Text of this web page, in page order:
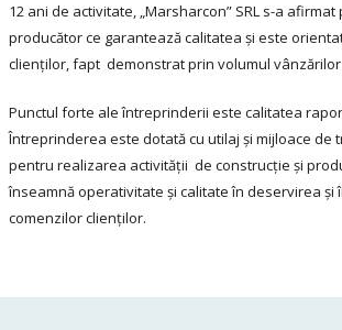
12 ani de activitate, „Marsharcon” SRL s-a
producător ce garantează calitatea și este
clienţilor, fapt demonstrat prin volumul vânzărilor
Punctul forte ale întreprinderii este calitatea
Întreprinderea este dotată cu utilaj şi mijloace de
pentru realizarea activității de construcție şi
înseamnă operativitate și calitate în deservirea și
comenzilor clienţilor.